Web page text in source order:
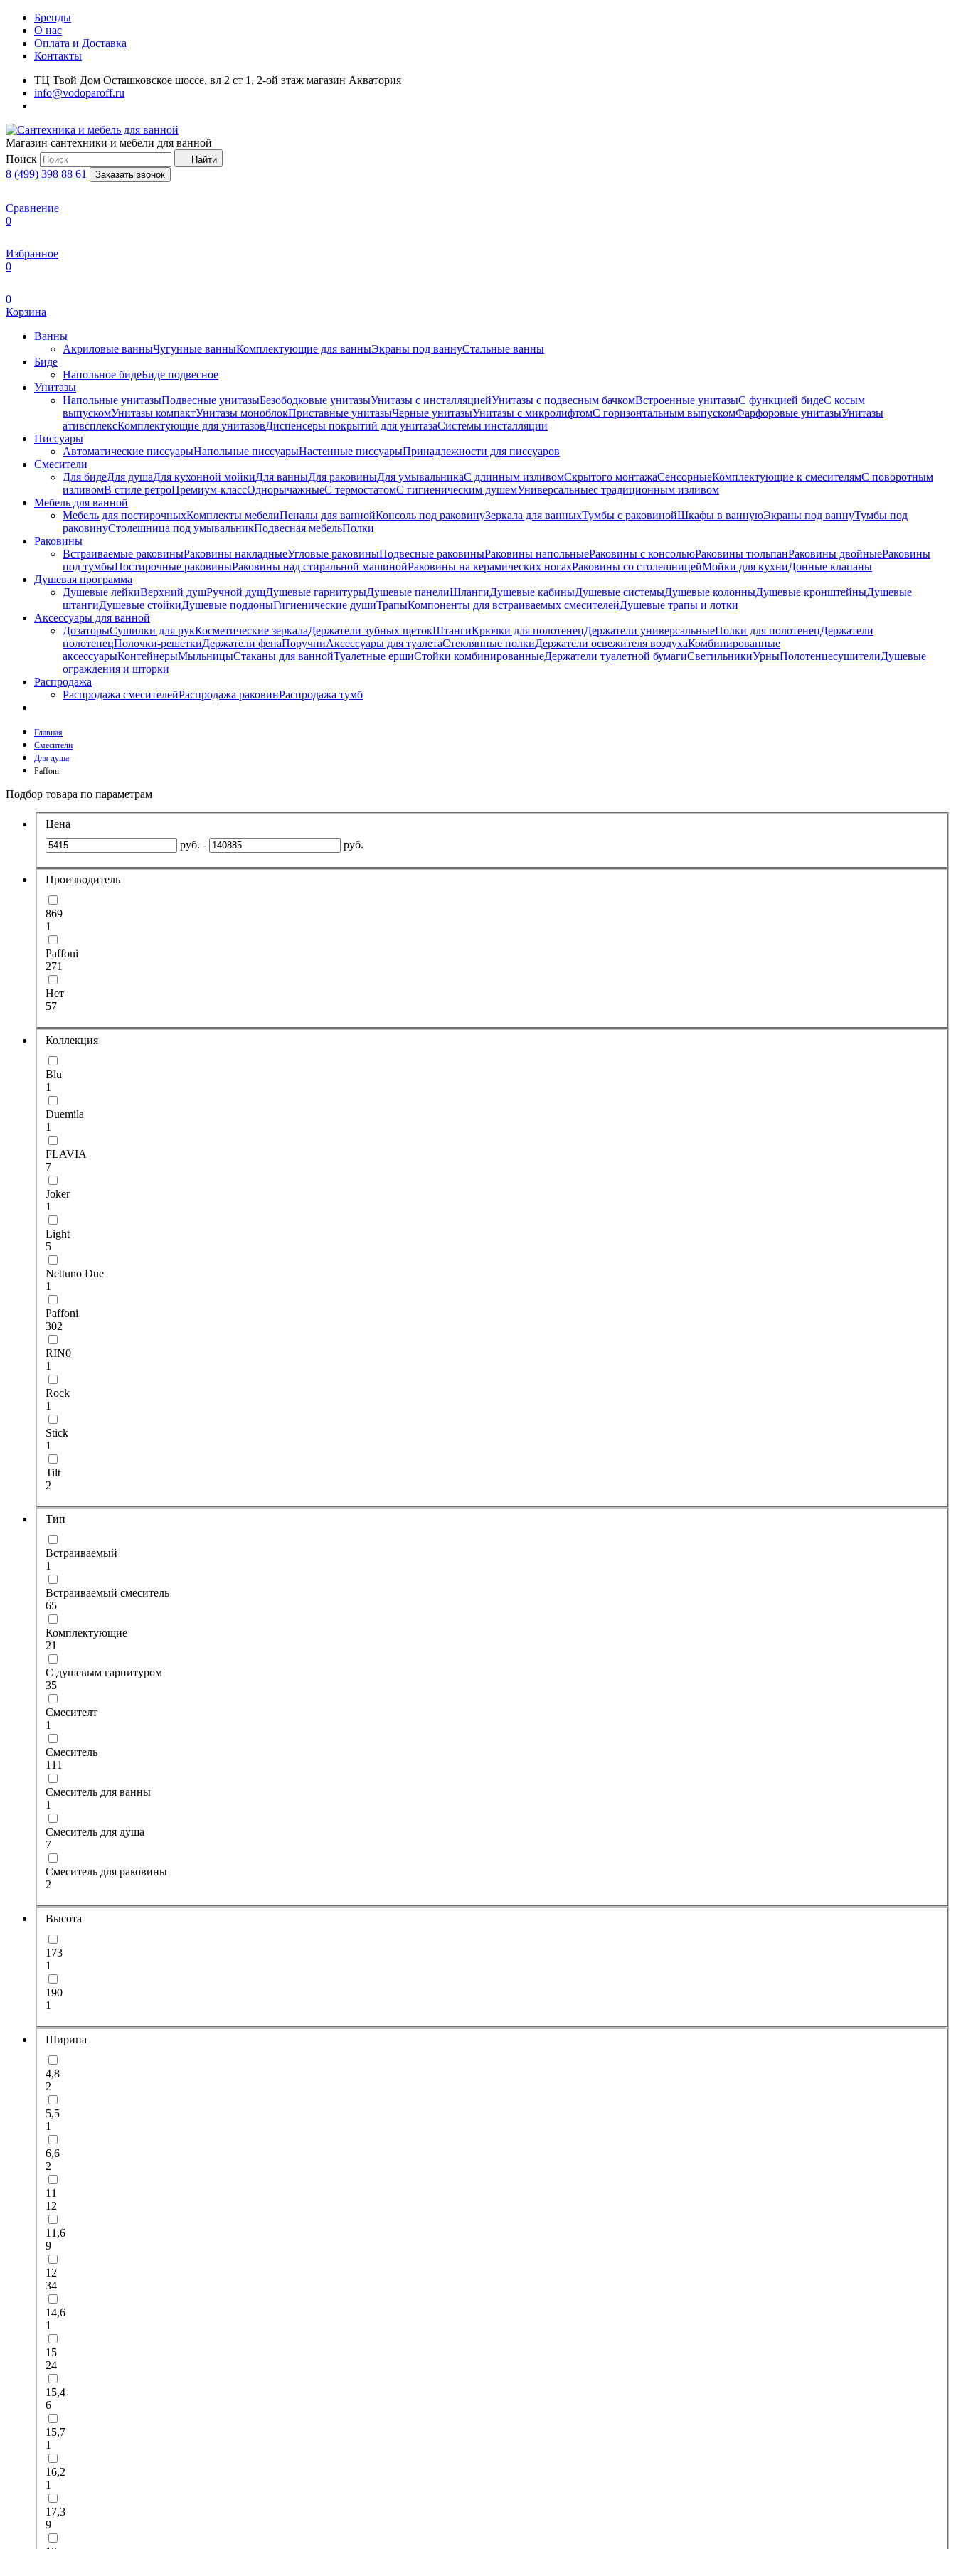
Бренды
О нас
Оплата и Доставка
Контакты
ТЦ Твой Дом Осташковское шоссе, вл 2 ст 1, 2-ой этаж магазин Акватория
info@vodoparoff.ru
Магазин сантехники и мебели для ванной
Поиск
Найти
8 (499) 398 88 61 Заказать звонок
Сравнение
0
Избранное
0
0
Корзина
Ванны
Акриловые ванныЧугунные ванныКомплектующие для ванныЭкраны под ваннуСтальные ванны
Биде
Напольное бидеБиде пoдвеснoе
Унитазы
Напольные унитазыПодвесные унитазыБезободковые унитазыУнитазы с инсталляциейУнитазы с подвесным бачкомВстроенные унитазыС функцией бидеС косым
выпускомУнитазы компактУнитазы моноблокПриставные унитазыЧерные унитазыУнитазы с микролифтомC горизонтальным выпускомФарфоровые унитазыУнитазы
ативсплексКомплектующие для унитазовДиспенсеры покрытий для унитазаСистемы инсталляции
Писсуары
Автоматические писсуарыНапольные писсуарыНастенные писсуарыПринадлежности для писсуаров
Смесители
Для бидеДля душаДля кухонной мойкиДля ванныДля раковиныДля умывальникаС длинным изливомСкрытого монтажаСенсорныеКомплектующие к смесителямС поворотным
изливомВ стиле ретроПремиум-классОднорычажныеС термостатомС гигиеническим душемУниверсальныес традиционным изливом
Мебель для ванной
Мебель для постирочныхКомплекты мебелиПеналы для ваннойКонсоль под раковинуЗеркала для ванныхТумбы с раковинойШкафы в ваннуюЭкраны под ваннуТумбы под
раковинуСтолешница под умывальникПодвесная мебельПолки
Раковины
Встраиваемые раковиныРаковины накладныеУгловые раковиныПодвесные раковиныРаковины напольныеРаковины с консольюРаковины тюльпанРаковины двойныеРаковины
под тумбыПостирочные раковиныРаковины над стиральной машинойРаковины на керамических ногахРаковины со столешницейМойки для кухниДонные клапаны
Душевая программа
Душевые лейкиВерхний душРучной душДушевые гарнитурыДушевые панелиШлангиДушевые кабиныДушевые системыДушевые колонныДушевые кронштейныДушевые
штангиДушевые стойкиДушевые поддоныГигиенические душиТрапыКомпоненты для встраиваемых смесителейДушевые трапы и лотки
Аксессуары для ванной
ДозаторыСушилки для рукКосметические зеркалаДержатели зубных щетокШтангиКрючки для полотенецДержатели универсальныеПолки для полотенецДержатели
полотенецПолочки-решеткиДержатели фенаПоручниАксессуары для туалетаСтеклянные полкиДержатели освежителя воздухаКомбинированные
аксессуарыКонтейнерыМыльницыСтаканы для ваннойТуалетные ершиСтойки комбинированныеДержатели туалетной бумагиСветильникиУрныПолотенцесушителиДушевые
ограждения и шторки
Распродажа
Распродажа смесителейРаспродажа раковинРаспродажа тумб
Главная
Смесители
Для душа
Paffoni
Подбор товара по параметрам
Цена
руб. -
руб.
Производитель
869
1
Paffoni
271
Нет
57
Коллекция
Blu
1
Duemila
1
FLAVIA
7
Joker
1
Light
5
Nettuno Due
1
Paffoni
302
RIN0
1
Rock
1
Stick
1
Tilt
2
Тип
Встраиваемый
1
Встраиваемый смеситель
65
Комплектующие
21
С душевым гарнитуром
35
Смесителт
1
Смеситель
111
Смеситель для ванны
1
Смеситель для душа
7
Смеситель для раковины
2
Высота
173
1
190
1
Ширина
4,8
2
5,5
1
6,6
2
11
12
11,6
9
12
34
14,6
1
15
24
15,4
6
15,7
1
16,2
1
17,3
9